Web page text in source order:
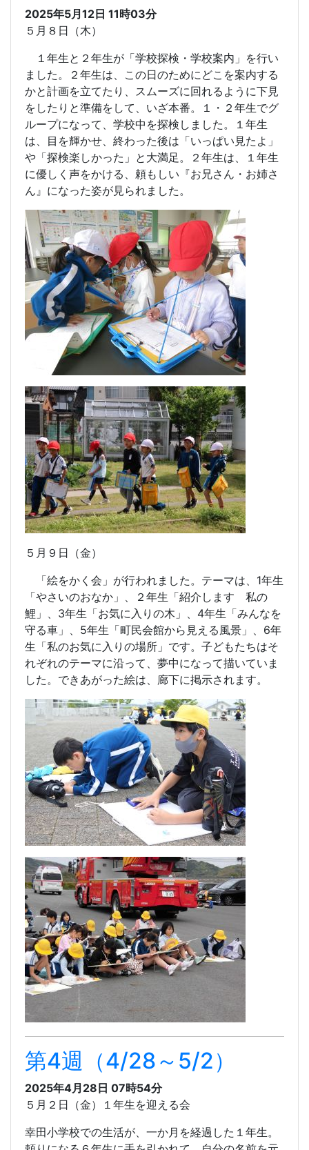
2025年5月12日 11時03分
５月８日（木）
１年生と２年生が「学校探検・学校案内」を行い
ました。２年生は、この日のためにどこを案内する
かと計画を立てたり、スムーズに回れるように下見
をしたりと準備をして、いざ本番。１・２年生でグ
ループになって、学校中を探検しました。１年生
は、目を輝かせ、終わった後は「いっぱい見たよ」
や「探検楽しかった」と大満足。２年生は、１年生
に優しく声をかける、頼もしい『お兄さん・お姉さ
ん』になった姿が見られました。
５月９日（金）
「絵をかく会」が行われました。テーマは、 1年生
「やさいのおなか」、２年生「紹介します 私の
鯉」、 3年生「お気に入りの木」、 4年生「みんなを
守る車」、 5年生「町民会館から見える風景」、 6年
生「私のお気に入りの場所」です。子どもたちはそ
れぞれのテーマに沿って、夢中になって描いていま
した。できあがった絵は、廊下に掲示されます。
第4週（4/28～5/2）
2025年4月28日 07時54分
５月２日（金）１年生を迎える会
幸田小学校での生活が、一か月を経過した１年生。